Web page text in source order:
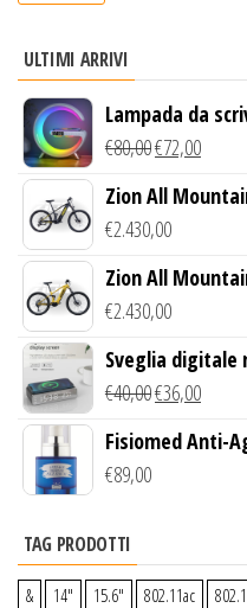
ULTIMI ARRIVI
Lampada da
wireless
€80,00€72,00
Zion All
€2.430,00
Zion All
€2.430,00
Sveglia digitale
Wireless Qi
€40,00€36,00
Fisiomed Anti-
€89,00
TAG PRODOTTI
& 14″ 15.6″ 802.11ac